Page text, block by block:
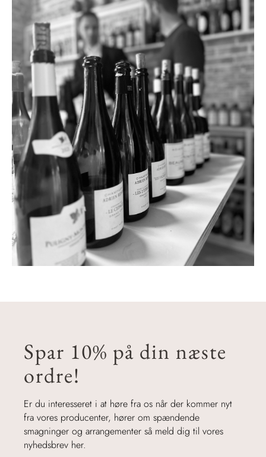
Spar 10% på din næste
ordre!
Er du interesseret i at høre fra os når der kommer nyt
fra vores producenter, hører om spændende
smagninger og arrangementer så meld dig til vores
nyhedsbrev her.